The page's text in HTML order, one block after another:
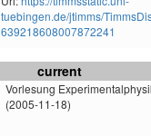
tuebingen.de/jtimms/
639218608007872241
current
Vorlesung
(2005-11-18)